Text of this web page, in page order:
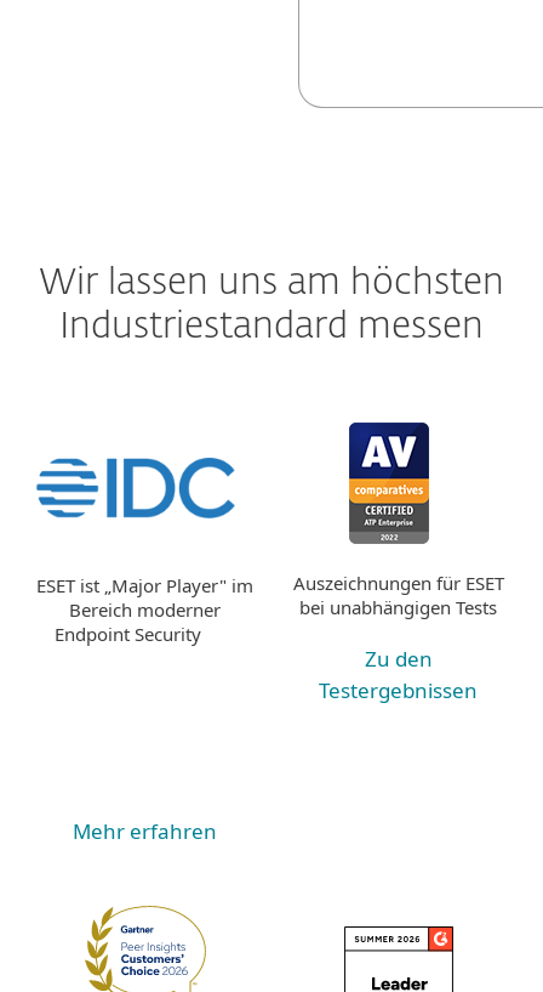
Wir lassen uns am höchsten
Industriestandard messen
ESET ist „Major Player" im
Bereich moderner
Endpoint Security
Mehr erfahren
Auszeichnungen für ESET
bei unabhängigen Tests
Zu den
Testergebnissen